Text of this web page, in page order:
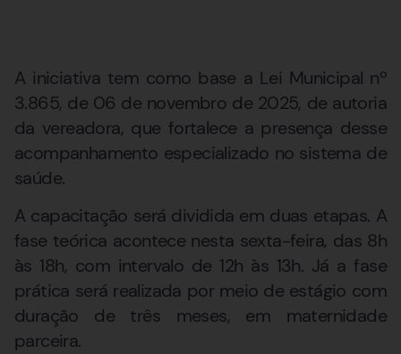
A iniciativa tem como base a Lei Municipal nº
3.865, de 06 de novembro de 2025, de autoria
da vereadora, que fortalece a presença desse
acompanhamento especializado no sistema de
saúde.
A capacitação será dividida em duas etapas. A
fase teórica acontece nesta sexta-feira, das 8h
às 18h, com intervalo de 12h às 13h. Já a fase
prática será realizada por meio de estágio com
duração de três meses, em maternidade
parceira.